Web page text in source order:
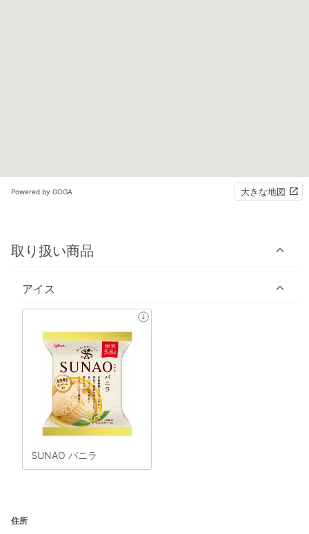
Powered by GOGA 大きな地図
取り扱い商品
アイス
SUNAO バニラ
住所